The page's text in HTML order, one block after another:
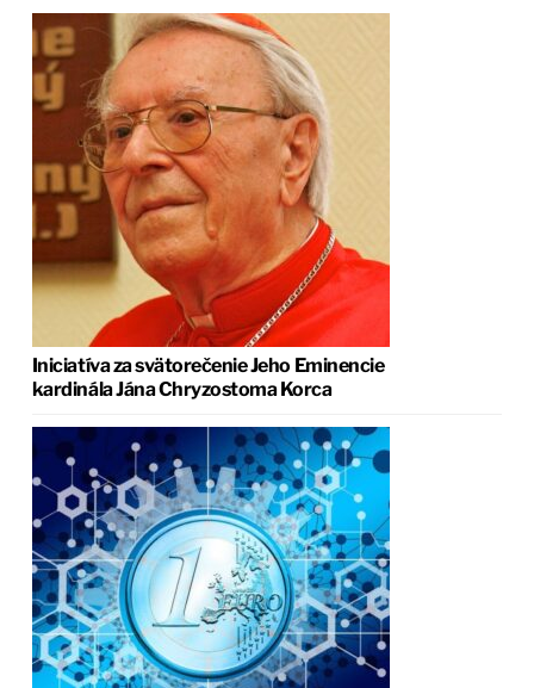
Iniciatíva za svätorečenie Jeho Eminencie
kardinála Jána Chryzostoma Korca